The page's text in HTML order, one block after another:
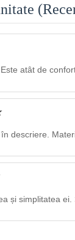
atât de
descriere.
și simplitatea